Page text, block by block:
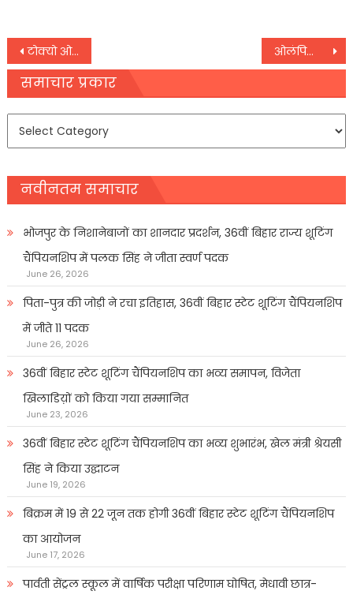
Post
navigation
टोक्यो ओलंपिकः हॉकी टीम की हार पर बोले PM मोदी, हमें खिलाडियों पर गर्व है ओलंपिक्स में इस खिलाड़ी ने तोड़ डाला अपना ही वर्ल्ड रिकॉर्ड
समाचार प्रकार
समाचार
नवीनतम समाचार
भोजपुर के निशानेबाजों का शानदार प्रदर्शन, 36वीं बिहार राज्य शूटिंग
चैंपियनशिप में पलक सिंह ने जीता स्वर्ण पदक
June 26, 2026
पिता-पुत्र की जोड़ी ने रचा इतिहास, 36वीं बिहार स्टेट शूटिंग चैंपियनशिप
में जीते 11 पदक
June 26, 2026
36वीं बिहार स्टेट शूटिंग चैंपियनशिप का भव्य समापन, विजेता
खिलाडिय़ों को किया गया सम्मानित
June 23, 2026
36वीं बिहार स्टेट शूटिंग चैंपियनशिप का भव्य शुभारंभ, खेल मंत्री श्रेयसी
सिंह ने किया उद्घाटन
June 19, 2026
बिक्रम में 19 से 22 जून तक होगी 36वीं बिहार स्टेट शूटिंग चैंपियनशिप
का आयोजन
June 17, 2026
पार्वती सेंट्रल स्कूल में वार्षिक परीक्षा परिणाम घोषित, मेधावी छात्र-